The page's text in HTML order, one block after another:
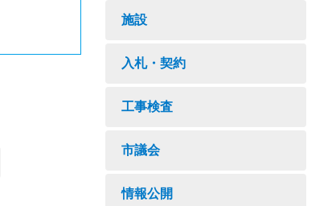
施設
入札・契約
工事検査
市議会
情報公開